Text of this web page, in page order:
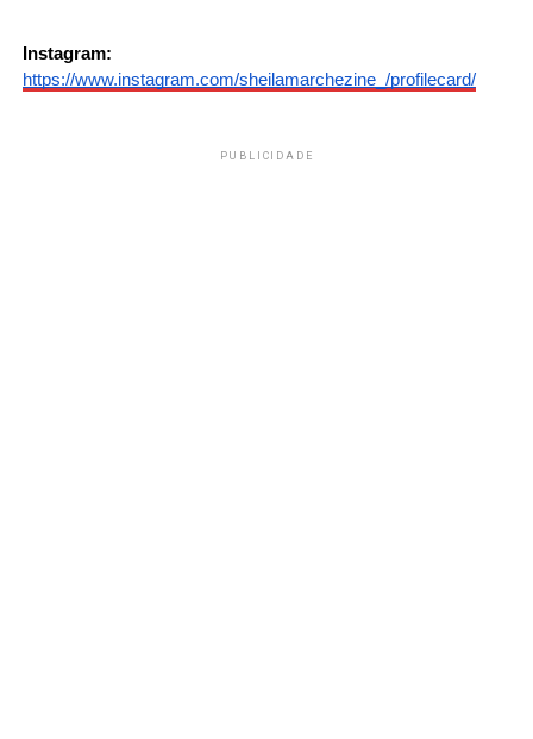
Instagram:
https://www.instagram.com/sheilamarchezine_/profilecard/
PUBLICIDADE